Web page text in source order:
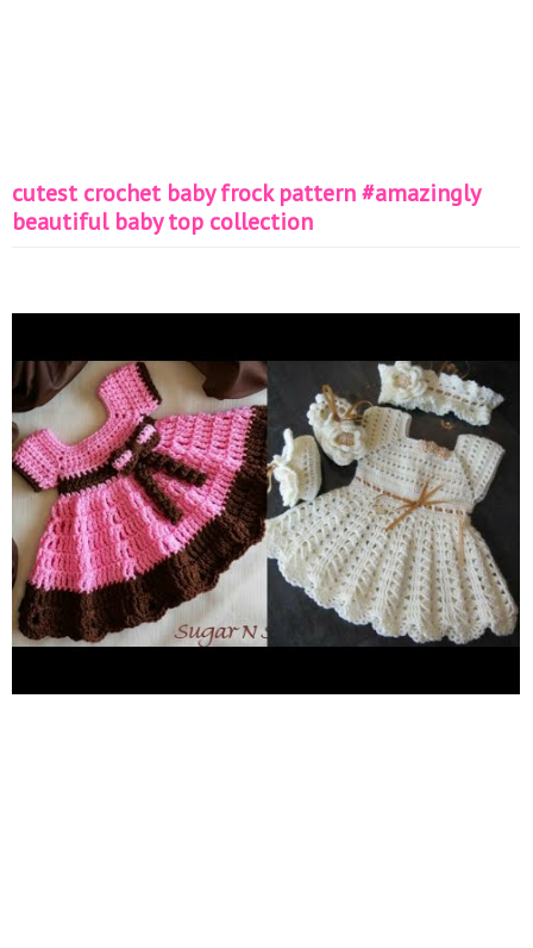
cutest crochet baby frock pattern #amazingly
beautiful baby top collection